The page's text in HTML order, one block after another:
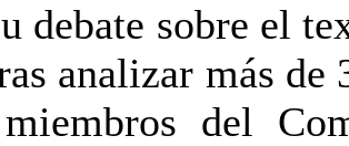
debate sobre el
analizar más de
del